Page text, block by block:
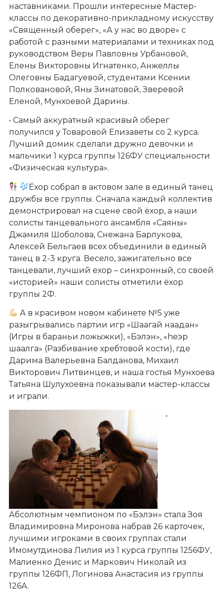
наставниками. Прошли интересные Мастер-
классы по декоративно-прикладному искусству
«Священный оберег», «А у нас во дворе» с
работой с разными материалами и техниках под
руководством Веры Павловны Урбановой,
Елены Викторовны Игнатенко, Анжеллы
Олеговны Бадагуевой, студентами Ксении
Полковановой, Яны Зинатовой, Зверевой
Еленой, Мунхоевой Дарины.
• Самый аккуратный красивый оберег
получился у Товаровой Елизаветы со 2 курса.
Лучший домик сделали дружно девочки и
мальчики 1 курса группы 126ФУ специальности
«Физическая культура».
Ёхор собрал в актовом зале в единый танец
дружбы все группы. Сначала каждый коллектив
демонстрировал на сцене свой ёхор, а наши
солисты танцевального ансамбля «Саяны»
Джамиля Шоболова, Снежана Барлукова,
Алексей Бельгаев всех объединили в единый
танец в 2-3 круга. Весело, зажигательно все
танцевали, лучший ехор – синхронный, со своей
«историей» наши солисты отметили ёхор
группы 2Ф.
А в красивом новом кабинете №5 уже
разыгрывались партии игр «Шаагай наадан»
(Игры в бараньи ложыжки), «Бэлэн», «hеэр
шаалга» (Разбивание хребтовой кости), где
Дарима Валерьевна Балданова, Михаил
Викторович Литвинцев, и наша гостья Мунхоева
Татьяна Шулухоевна показывали мастер-классы
и играли.
•
Абсолютным чемпионом по «Бэлэн» стала Зоя
Владимировна Миронова набрав 26 карточек,
лучшими игроками в своих группах стали
Имомутдинова Лилия из 1 курса группы 1256ФУ,
Малиенко Денис и Маркович Николай из
группы 126ФП, Логинова Анастасия из группы
126А.